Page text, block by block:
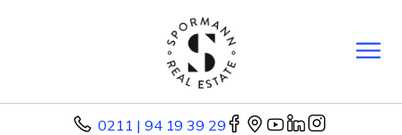
0211 | 94 19 39 29